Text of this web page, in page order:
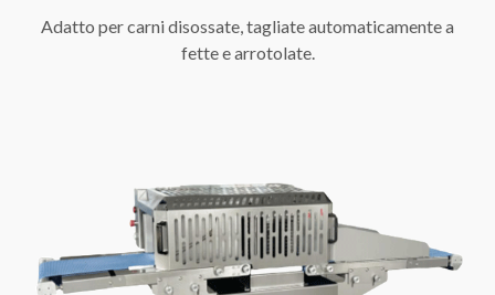
Adatto per carni disossate, tagliate automaticamente a
fette e arrotolate.